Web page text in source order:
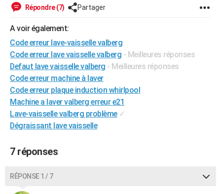
VOYAGE
GUIDES D'ACHAT
BONS PLANS
CARTE DE VOEUX
Carte de Noël
Carte Bonne année
Carte Saint-Valentin
Carte Pâques
Carte d'anniversaire
DICTIONNAIRE
Dictionnaire
Biographies
Citations
Expressions
Proverbes
PROGRAMME TV
S'inscrire
Se connecter
Lycées
Collèges
Primaires
Universités
Entreprises
Service militaire
Avis de recherche
Répondre (7) Partager
A voir également:
Code erreur lave-vaisselle valberg
Code erreur lave vaisselle valberg - Meilleures réponses
Defaut lave vaisselle valberg - Meilleures réponses
Code erreur machine à laver
Code erreur plaque induction whirlpool
Machine a laver valberg erreur e21
Lave-vaisselle valberg problème ✓
Dégraissant lave vaisselle
7 réponses
RÉPONSE 1 / 7